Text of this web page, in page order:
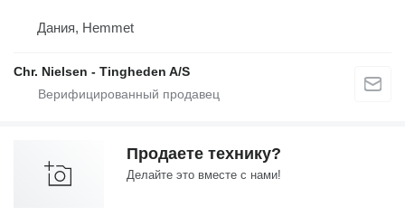
Дания, Hemmet
Chr. Nielsen - Tingheden A/S
Продаете технику?
Делайте это вместе с нами!